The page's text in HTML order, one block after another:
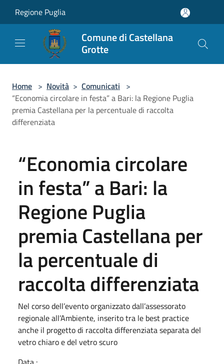
Regione Puglia
Comune di Castellana
Grotte
Home > Novità > Comunicati >
“Economia circolare in festa” a Bari: la Regione Puglia
premia Castellana per la percentuale di raccolta
differenziata
“Economia circolare
in festa” a Bari: la
Regione Puglia
premia Castellana per
la percentuale di
raccolta differenziata
Nel corso dell’evento organizzato dall’assessorato
regionale all’Ambiente, inserito tra le best practice
anche il progetto di raccolta differenziata separata del
vetro chiaro e del vetro scuro